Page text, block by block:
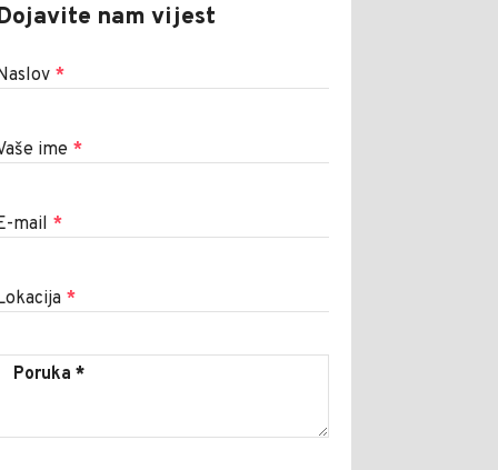
nam vijest
*
ime *
mail *
*